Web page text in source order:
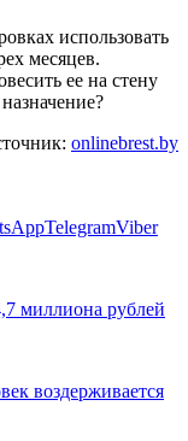
использовать
месяцев.
ее на стену
onlinebrest.by
TelegramViber
миллиона рублей
воздерживается